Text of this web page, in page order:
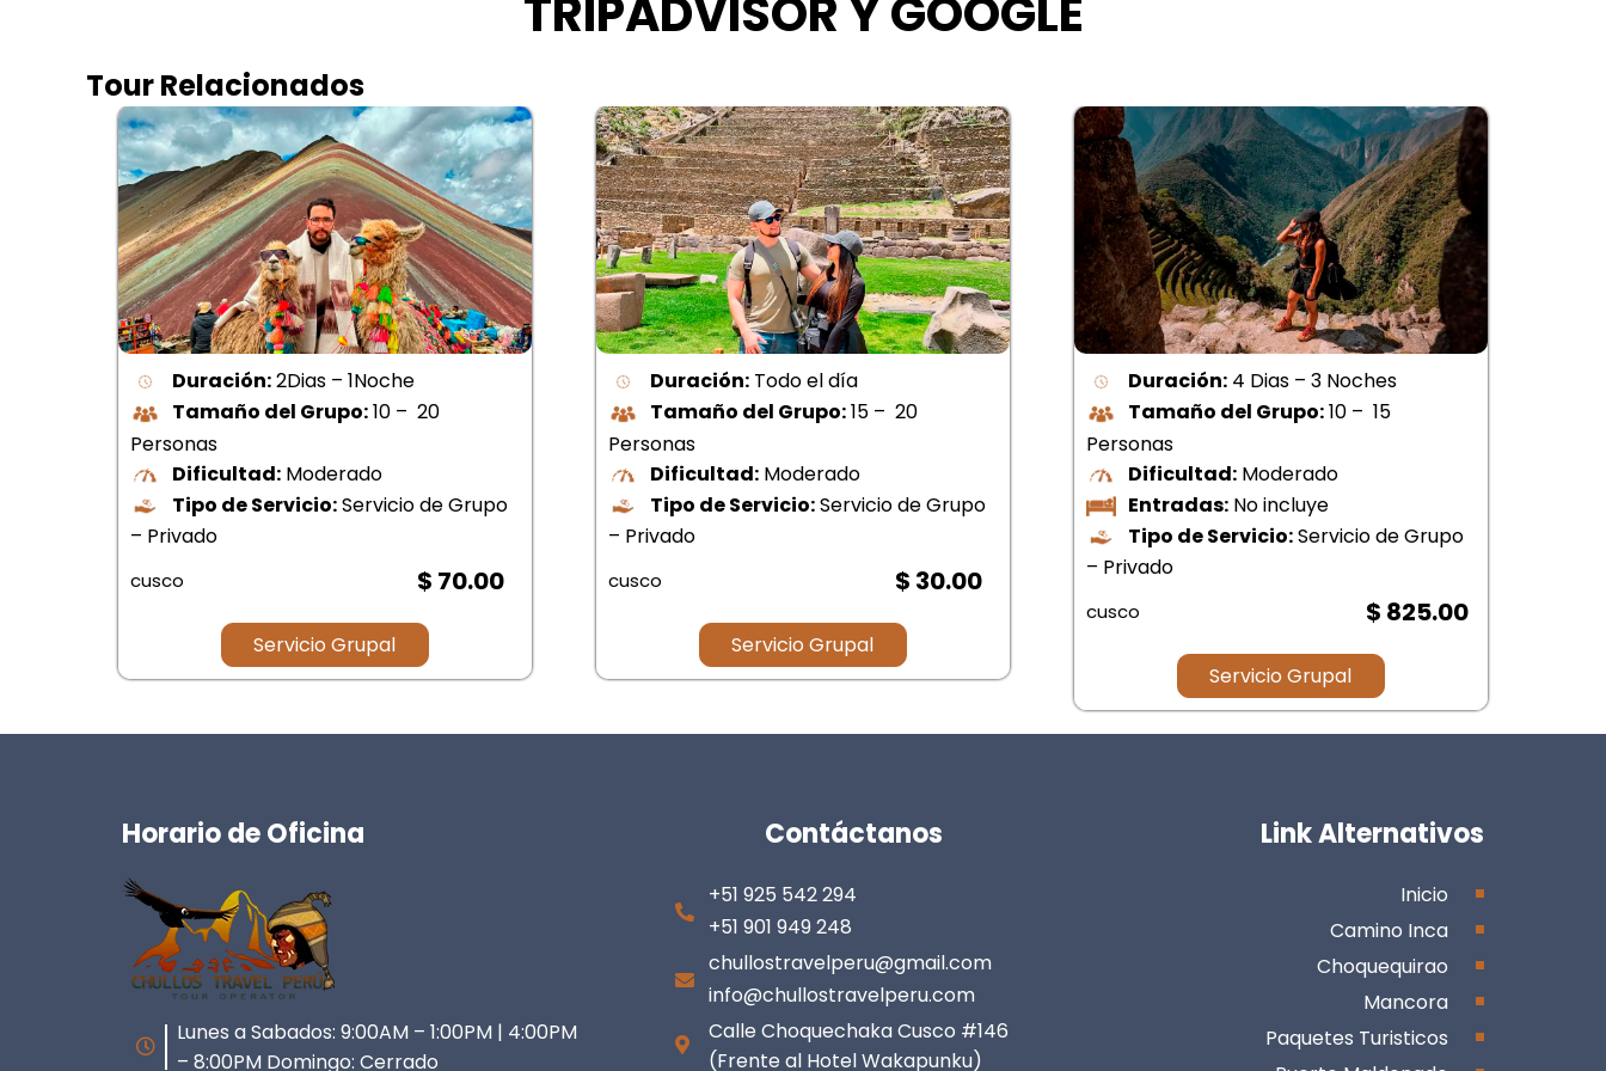
TRIPADVISOR Y GOOGLE
Tour Relacionados
Duración:2Dias – 1Noche
Tamaño del Grupo:10 – 20
Personas
Dificultad: Moderado
Tipo de Servicio:Servicio de Grupo
– Privado
cusco $ 70.00
Servicio Grupal
Duración: Todo el día
Tamaño del Grupo:15 – 20
Personas
Dificultad: Moderado
Tipo de Servicio:Servicio de Grupo
– Privado
cusco $ 30.00
Servicio Grupal
Duración: 4 Dias – 3 Noches
Tamaño del Grupo:10 – 15
Personas
Dificultad: Moderado
Entradas: No incluye
Tipo de Servicio:Servicio de Grupo
– Privado
cusco $ 825.00
Servicio Grupal
Horario de Oficina
Lunes a Sabados: 9:00AM – 1:00PM | 4:00PM
– 8:00PM Domingo: Cerrado
Contáctanos
+51 925 542 294
+51 901 949 248
chullostravelperu@gmail.com
info@chullostravelperu.com
Calle Choquechaka Cusco #146
(Frente al Hotel Wakapunku)
Link Alternativos
Inicio
Camino Inca
Choquequirao
Mancora
Paquetes Turisticos